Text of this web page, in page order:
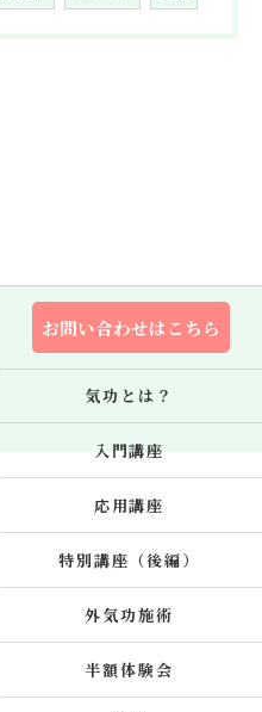
お問い合わせはこちら
気功とは？
入門講座
応用講座
特別講座（後編）
外気功施術
半額体験会